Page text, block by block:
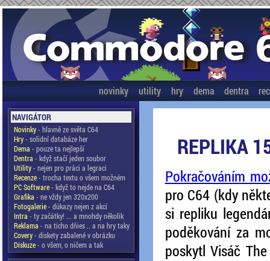
novinky utility hry dema dentra
NAVIGÁTOR
Novinky- hlavně ze světa C64
Hry- solidní databáze her
Dema - pouze ta nejlepší
Dentra - když stačí jeden soubor
Utility- nejen pro práci a legraci
Recenze- trocha textu o všem možném
PC Software- když to nejde na C64
Grafika - ne vždy jen 320x200
Fotogalerie- důkazy nejen z akcí
Intra - ty začátky! ... a mnohdy několik
Reklama - na ticho dňies .. a na hry taky
Covery- diskety zabalené v obrázku
Diskuze- o všem, o ničem a tak
REPLIKA
Pokračováním
pro C64 (kdy
si repliku
poděkování za
poskytl Visáč